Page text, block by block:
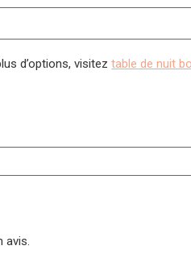
d’options, visiteztable de nuit
avis.